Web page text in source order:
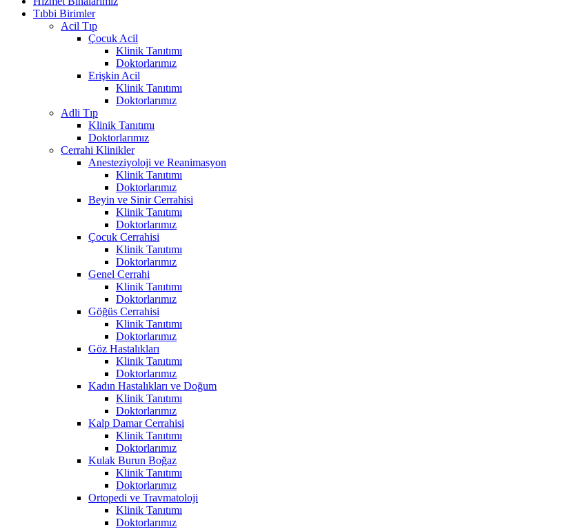
Tıbbi Birimler
Acil Tıp
Çocuk Acil
Klinik Tanıtımı
Doktorlarımız
Erişkin Acil
Klinik Tanıtımı
Doktorlarımız
Adli Tıp
Klinik Tanıtımı
Doktorlarımız
Cerrahi Klinikler
Anesteziyoloji ve Reanimasyon
Klinik Tanıtımı
Doktorlarımız
Beyin ve Sinir Cerrahisi
Klinik Tanıtımı
Doktorlarımız
Çocuk Cerrahisi
Klinik Tanıtımı
Doktorlarımız
Genel Cerrahi
Klinik Tanıtımı
Doktorlarımız
Göğüs Cerrahisi
Klinik Tanıtımı
Doktorlarımız
Göz Hastalıkları
Klinik Tanıtımı
Doktorlarımız
Kadın Hastalıkları ve Doğum
Klinik Tanıtımı
Doktorlarımız
Kalp Damar Cerrahisi
Klinik Tanıtımı
Doktorlarımız
Kulak Burun Boğaz
Klinik Tanıtımı
Doktorlarımız
Ortopedi ve Travmatoloji
Klinik Tanıtımı
Doktorlarımız